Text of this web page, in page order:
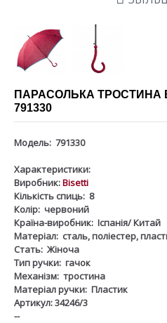
ПАРАСОЛЬКА ТРОСТИНА
791330
Модель: 791330
Характеристики:
Виробник:Bisetti
Кількість спиць: 8
Колір: червоний
Країна-виробник: Іспанія/ Китай
Матеріал: сталь, поліестер,
Стать: Жіноча
Тип ручки: гачок
Механізм: тростина
Матеріал ручки: Пластик
Артикул: 34246/3
--